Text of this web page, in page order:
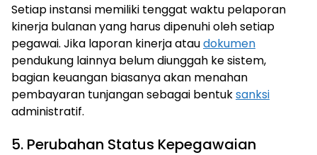
Setiap instansi memiliki tenggat waktu pelaporan
kinerja bulanan yang harus dipenuhi oleh setiap
pegawai. Jika laporan kinerja ataudokumen
pendukung lainnya belum diunggah ke sistem,
bagian keuangan biasanya akan menahan
pembayaran tunjangan sebagai bentuksanksi
administratif.
5. Perubahan Status Kepegawaian